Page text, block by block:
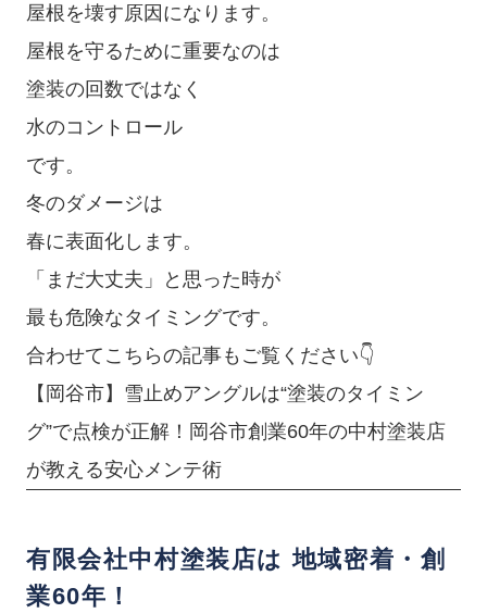
屋根を壊す原因になります。
屋根を守るために重要なのは
塗装の回数ではなく
水のコントロール
です。
冬のダメージは
春に表面化します。
「まだ大丈夫」と思った時が
最も危険なタイミングです。
合わせてこちらの記事もご覧ください👇
【岡谷市】雪止めアングルは“塗装のタイミン
グ”で点検が正解！岡谷市創業60年の中村塗装店
が教える安心メンテ術
有限会社中村塗装店は 地域密着・創
業60年！